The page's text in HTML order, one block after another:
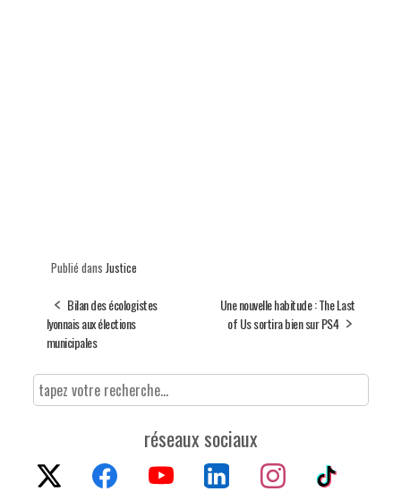
Publié dans Justice
Bilan des écologistes
lyonnais aux élections
municipales
Une nouvelle habitude : The Last
of Us sortira bien sur PS4
réseaux sociaux